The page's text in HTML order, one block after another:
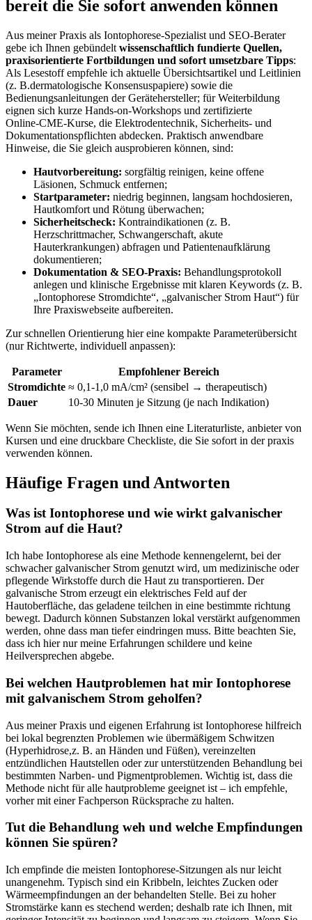
bereit die Sie sofort anwenden können
Aus meiner Praxis als Iontophorese‑Spezialist und SEO‑Berater
gebe ‌ich Ihnen gebündelt wissenschaftlich fundierte Quellen,
praxisorientierte Fortbildungen und sofort umsetzbare Tipps:
Als Lesestoff empfehle ich aktuelle Übersichtsartikel und Leitlinien
(z. B.dermatologische Konsensuspapiere) sowie die
Bedienungsanleitungen⁣ der Gerätehersteller; für Weiterbildung
eignen sich kurze Hands‑on‑Workshops und zertifizierte
⁣Online‑CME‑Kurse, die Elektrodentechnik, Sicherheits‑ und
Dokumentationspflichten abdecken. Praktisch anwendbare
Hinweise, die Sie gleich ausprobieren können, sind:
Hautvorbereitung: sorgfältig reinigen, keine offene
Läsionen, Schmuck entfernen;
Startparameter: niedrig beginnen, langsam hochdosieren,
Hautkomfort und Rötung überwachen;
Sicherheitscheck: Kontraindikationen⁣ (z. B.
Herzschrittmacher, Schwangerschaft,‌ akute
Hauterkrankungen)⁢ abfragen und Patientenaufklärung
dokumentieren;
Dokumentation & SEO‑Praxis: Behandlungsprotokoll
anlegen und klinische Ergebnisse mit klaren Keywords (z. B.
„Iontophorese Stromdichte“, „galvanischer Strom ​Haut“) für
Ihre Praxiswebseite aufbereiten.
Zur schnellen Orientierung hier eine ‍kompakte Parameterübersicht
(nur Richtwerte, individuell anpassen): ‍
Parameter
Empfohlener Bereich
Stromdichte ≈ 0,1-1,0 mA/cm² (sensibel → therapeutisch)
Dauer
10-30 Minuten ⁣je Sitzung⁢ (je ⁢nach Indikation)
Wenn Sie möchten, sende ich Ihnen eine Literaturliste, ⁤anbieter von
Kursen und eine druckbare Checkliste, die Sie sofort in‍ der praxis
verwenden können.
Häufige Fragen und Antworten
Was ist Iontophorese und wie wirkt ‌galvanischer
Strom auf die Haut?
Ich habe Iontophorese als eine Methode⁤ kennengelernt, bei der
schwacher galvanischer Strom genutzt wird, um medizinische oder
pflegende Wirkstoffe durch die Haut zu transportieren. Der
galvanische Strom⁣ erzeugt ein elektrisches Feld auf der⁢
Hautoberfläche, das ​geladene‌ teilchen in eine bestimmte richtung
bewegt. ⁢Dadurch können Substanzen lokal verstärkt⁣ aufgenommen
werden, ohne dass man⁤ tiefer eindringen muss. Bitte beachten Sie,
dass ich hier⁤ nur meine Erfahrungen⁣ schildere und keine
Heilversprechen abgebe.
Bei welchen Hautproblemen hat mir Iontophorese
mit galvanischem Strom geholfen?
Aus‍ meiner Praxis und eigenen‌ Erfahrung ist Iontophorese​ hilfreich
bei lokal begrenzten ‌Problemen wie übermäßigem Schwitzen
(Hyperhidrose,z. B. an‌ Händen und Füßen), vereinzelten
entzündlichen Hautstellen⁤ oder zur unterstützenden Behandlung bei
bestimmten Narben- und Pigmentproblemen. ⁢Wichtig ist, dass die
Methode nicht für alle hautprobleme geeignet ist⁤ – ‍ich empfehle,
vorher mit einer Fachperson Rücksprache zu halten.
Tut die‌ Behandlung weh und welche Empfindungen‍
können Sie spüren?
Ich empfinde die meisten Iontophorese-Sitzungen als nur leicht
unangenehm. Typisch⁣ sind ein Kribbeln, leichtes Zucken oder
Wärmeempfindungen an der behandelten Stelle. Bei zu ⁣hoher
Stromstärke kann es stechend werden; deshalb rate ich Ihnen, mit